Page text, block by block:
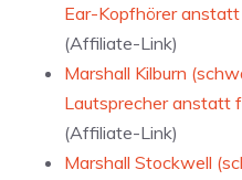
Ear-Kopfhörer
(Affiliate-Link)
Marshall Kilburn
Lautsprecher anstatt
(Affiliate-Link)
Marshall Stockwell